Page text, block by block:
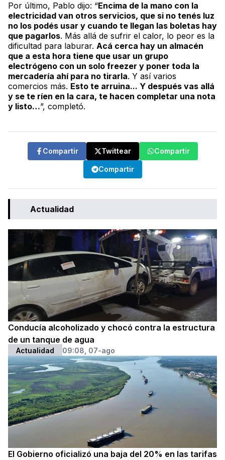
Por último, Pablo dijo: “Encima de la mano con la
electricidad van otros servicios, que si no tenés luz
no los podés usar y cuando te llegan las boletas hay
que pagarlos. Más allá de sufrir el calor, lo peor es la
dificultad para laburar. Acá cerca hay un almacén
que a esta hora tiene que usar un grupo
electrógeno con un solo freezer y poner toda la
mercadería ahí para no tirarla. Y así varios
comercios más. Esto te arruina... Y después vas allá
y se te ríen en la cara, te hacen completar una nota
y listo…”, completó.
Compartir Twittear Compartir
Compartir
Actualidad
Conducía alcoholizado y chocó contra la estructura
de un tanque de agua
Actualidad 09:08, 07-ago
El Gobierno oficializó una baja del 20% en las tarifas